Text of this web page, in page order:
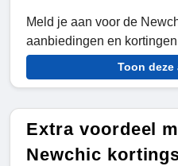
Meld je aan voor de
aanbiedingen en
Toon
Extra voordeel
Newchic